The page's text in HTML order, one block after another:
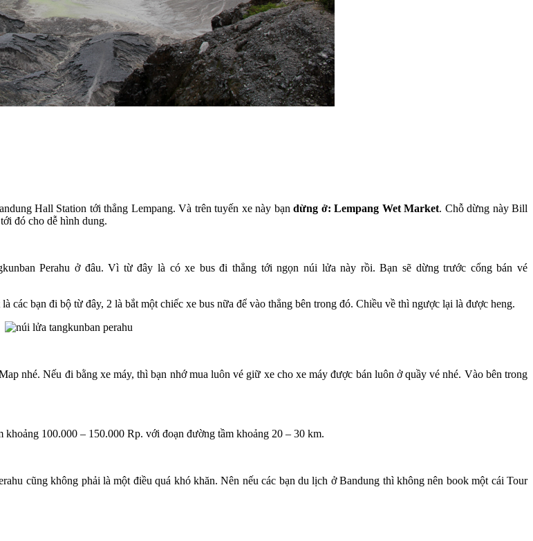
Hall Station tới thẳng Lempang. Và trên tuyến xe này bạndừng ở: Lempang Wet Market. Chỗ dừng này Bill
đó cho dễ hình dung.
Perahu ở đâu. Vì từ đây là có xe bus đi thẳng tới ngọn núi lửa này rồi. Bạn sẽ dừng trước cổng bán vé
bạn đi bộ từ đây, 2 là bắt một chiếc xe bus nữa để vào thẳng bên trong đó. Chiều về thì ngược lại là được heng.
nhé. Nếu đi bằng xe máy, thì bạn nhớ mua luôn vé giữ xe cho xe máy được bán luôn ở quầy vé nhé. Vào bên trong
100.000 – 150.000 Rp. với đoạn đường tầm khoảng 20 – 30 km.
cũng không phải là một điều quá khó khăn. Nên nếu các bạn du lịch ở Bandung thì không nên book một cái Tour